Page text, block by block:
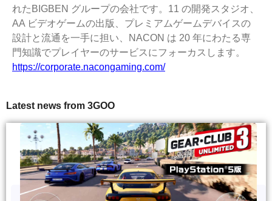
れたBIGBEN グループの会社です。11 の開発スタジオ、
AA ビデオゲームの出版、プレミアムゲームデバイスの
設計と流通を一手に担い、NACON は 20 年にわたる専
門知識でプレイヤーのサービスにフォーカスします。
https://corporate.nacongaming.com/
Latest news from 3GOO